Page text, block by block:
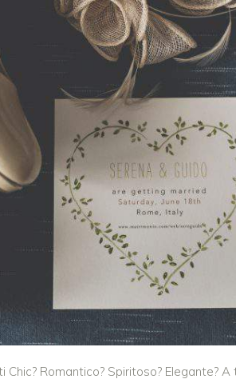
Romantico? Spiritoso? Elegante?